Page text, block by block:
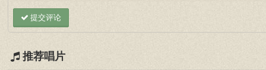
提交评论
推荐唱片